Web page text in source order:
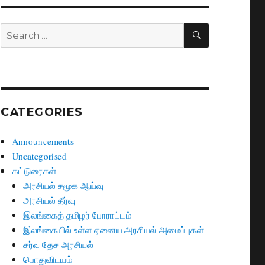
Search
for:
SEARCH
CATEGORIES
Announcements
Uncategorised
கட்டுரைகள்
அரசியல் சமூக ஆய்வு
அரசியல் தீர்வு
இலங்கைத் தமிழர் போராட்டம்
இலங்கையில் உள்ள ஏனைய அரசியல் அமைப்புகள்
சர்வ தேச அரசியல்
பொதுவிடயம்